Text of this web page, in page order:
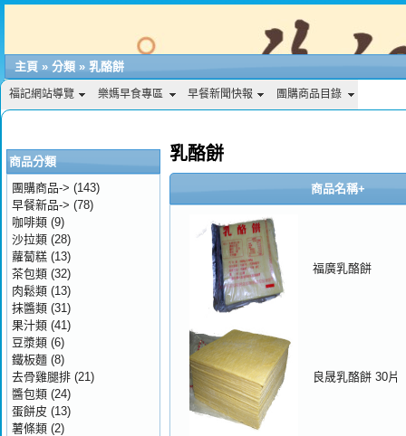
主頁 » 分類 » 乳酪餅
福記網站導覽 樂媽早食專區 早餐新聞快報 團購商品目錄
乳酪餅
商品名稱+
福廣乳酪餅
良晟乳酪餅 30片
商品分類
團購商品-> (143)
早餐新品-> (78)
咖啡類 (9)
沙拉類 (28)
蘿蔔糕 (13)
茶包類 (32)
肉鬆類 (13)
抹醬類 (31)
果汁類 (41)
豆漿類 (6)
鐵板麵 (8)
去骨雞腿排 (21)
醬包類 (24)
蛋餅皮 (13)
薯條類 (2)